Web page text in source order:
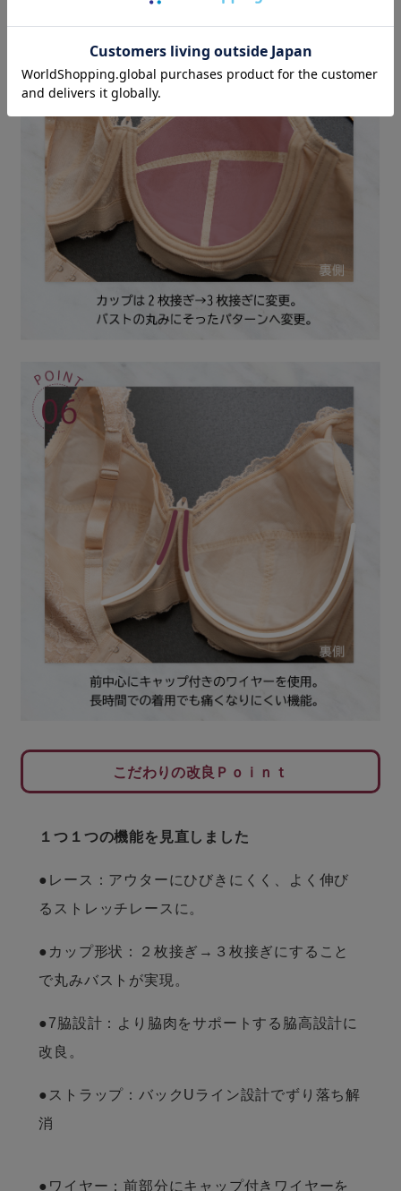
こだわりの改良Ｐｏｉｎｔ
１つ１つの機能を見直しました
●レース：アウターにひびきにくく、よく伸び
るストレッチレースに。
●カップ形状：２枚接ぎ→３枚接ぎにすること
で丸みバストが実現。
●7脇設計：より脇肉をサポートする脇高設計に
改良。
●ストラップ：バックUライン設計でずり落ち解
消
●ワイヤー：前部分にキャップ付きワイヤーを